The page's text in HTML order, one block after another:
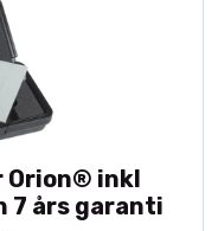
Orion® inkl
7 års garanti